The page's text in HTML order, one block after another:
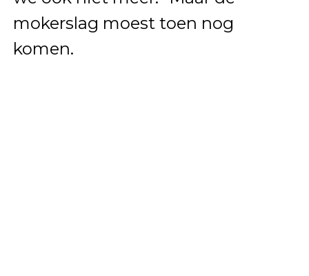
mokerslag moest toen nog
komen.